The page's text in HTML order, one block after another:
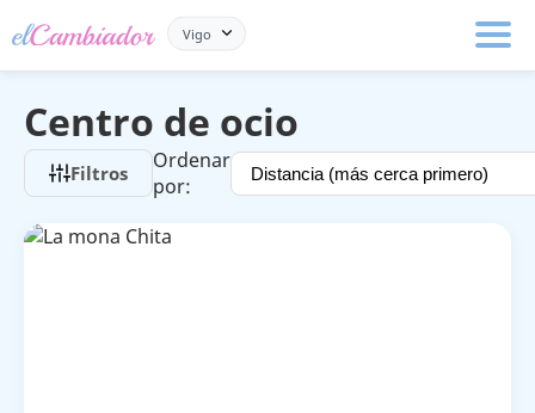
Vigo
Centro de ocio
Filtros
Ordenar
por: